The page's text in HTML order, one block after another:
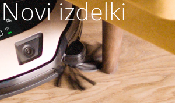
Novi izdelki